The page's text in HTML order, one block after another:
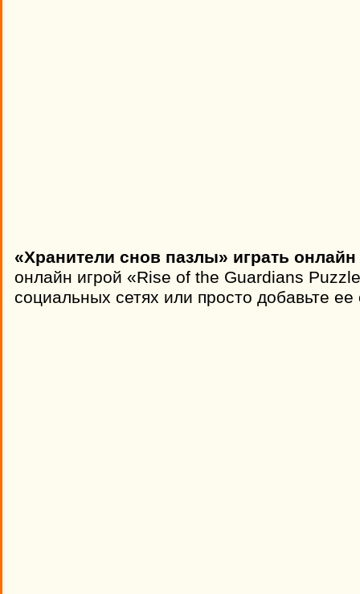
«Хранители снов пазлы» играть
онлайн игрой «Rise of the Guardians
социальных сетях или просто добавьте ее